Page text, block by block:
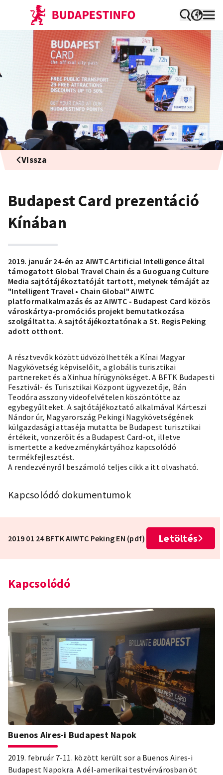
Vissza
Budapest Card prezentáció
Kínában
2019. január 24-én az AIWTC Artificial Intelligence által
támogatott Global Travel Chain és a Guoguang Culture
Media sajtótájékoztatóját tartott, melynek témáját az
"Intelligent Travel • Chain Global" AIWTC
platformalkalmazás és az AIWTC - Budapest Card közös
városkártya-promóciós projekt bemutatkozása
szolgáltatta. A sajtótájékoztatónak a St. Regis Peking
adott otthont.
A résztvevők között üdvözölhették a Kínai Magyar
Nagykövetség képviselőit, a globális turisztikai
partnereket és a Xinhua hírügynökséget. A BFTK Budapesti
Fesztivál- és Turisztikai Központ ügyvezetője, Bán
Teodóra asszony videofelvételen köszöntötte az
egybegyűlteket. A sajtótájékoztató alkalmával Kárteszi
Nándor úr, Magyarország Pekingi Nagykövetségének
külgazdasági attaséja mutatta be Budapest turisztikai
értékeit, vonzerőit és a Budapest Card-ot, illetve
ismertette a kedvezménykártyához kapcsolódó
termékfejlesztést.
A rendezvényről beszámoló teljes cikk a itt olvasható.
Kapcsolódó dokumentumok
2019 01 24 BFTK AIWTC Peking EN (pdf) Letöltés
Kapcsolódó
Buenos Aires-i Budapest Napok
2019. február 7-11. között került sor a Buenos Aires-i
Budapest Napokra. A dél-amerikai testvérvárosban öt